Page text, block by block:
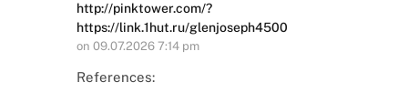
http://pinktower.com/?
https://link.1hut.ru/glenjoseph4500
on 09.07.2026 7:14 pm
References: